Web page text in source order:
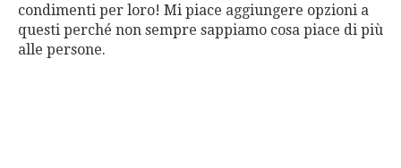
condimenti per loro! Mi piace aggiungere opzioni a
questi perché non sempre sappiamo cosa piace di più
alle persone.